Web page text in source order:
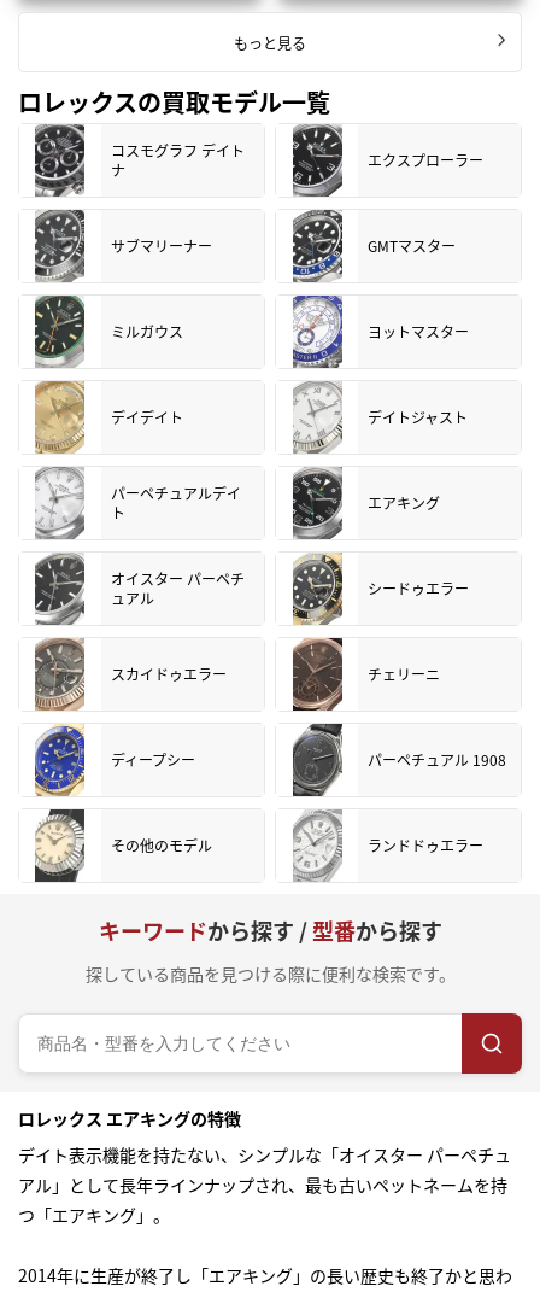
もっと見る
ロレックスの買取モデル一覧
コスモグラフ デイト
ナ
エクスプローラー
サブマリーナー GMTマスター
ミルガウス ヨットマスター
デイデイト デイトジャスト
パーペチュアルデイ
ト
エアキング
オイスター パーペチ
ュアル
シードゥエラー
スカイドゥエラー チェリーニ
ディープシー パーペチュアル 1908
その他のモデル ランドドゥエラー
キーワードから探す /型番から探す
探している商品を見つける際に便利な検索です。
ロレックス エアキングの特徴
デイト表示機能を持たない、シンプルな「オイスター パーペチュ
アル」として長年ラインナップされ、最も古いペットネームを持
つ「エアキング」。
2014年に生産が終了し「エアキング」の長い歴史も終了かと思わ